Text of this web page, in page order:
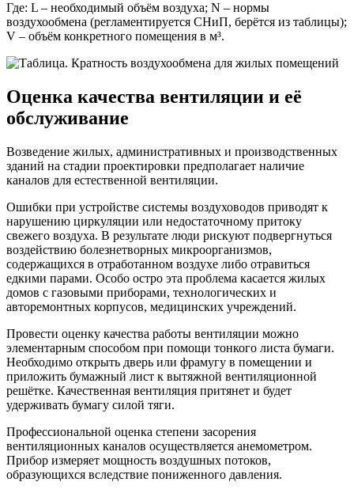
Где: L ‒ необходимый объём воздуха; N ‒ нормы
воздухообмена (регламентируется СНиП, берётся из таблицы);
V ‒ объём конкретного помещения в м³.
Оценка качества вентиляции и её
обслуживание
Возведение жилых, административных и производственных
зданий на стадии проектировки предполагает наличие
каналов для естественной вентиляции.
Ошибки при устройстве системы воздуховодов приводят к
нарушению циркуляции или недостаточному притоку
свежего воздуха. В результате люди рискуют подвергнуться
воздействию болезнетворных микроорганизмов,
содержащихся в отработанном воздухе либо отравиться
едкими парами. Особо остро эта проблема касается жилых
домов с газовыми приборами, технологических и
авторемонтных корпусов, медицинских учреждений.
Провести оценку качества работы вентиляции можно
элементарным способом при помощи тонкого листа бумаги.
Необходимо открыть дверь или фрамугу в помещении и
приложить бумажный лист к вытяжной вентиляционной
решётке. Качественная вентиляция притянет и будет
удерживать бумагу силой тяги.
Профессиональной оценка степени засорения
вентиляционных каналов осуществляется анемометром.
Прибор измеряет мощность воздушных потоков,
образующихся вследствие пониженного давления.